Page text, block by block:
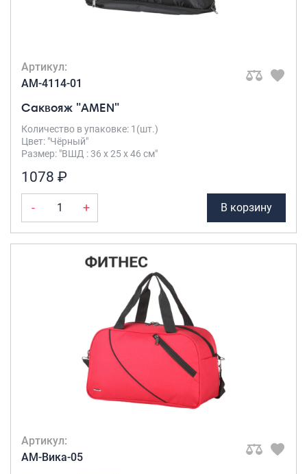
Артикул:
AM-4114-01
Саквояж "AMEN"
Количество в упаковке: 1(шт.)
Цвет: "Чёрный"
Размер: "ВШД : 36 х 25 х 46 см"
1078 ₽
- + В корзину
Артикул:
AM-Вика-05